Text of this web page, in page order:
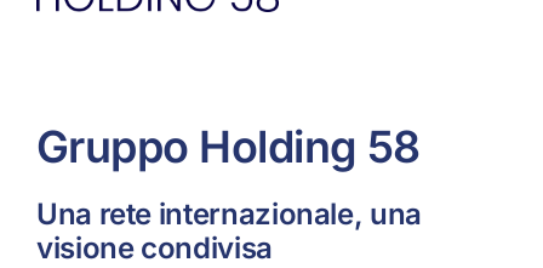
Gruppo Holding 58
Una rete internazionale, una
visione condivisa